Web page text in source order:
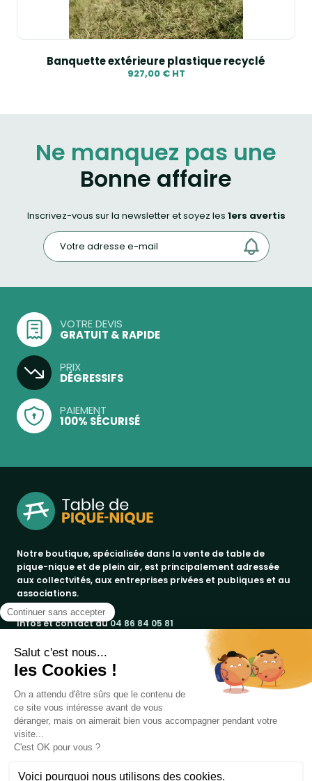
Banquette extérieure plastique recyclé
927,00 € HT
Ne manquez pas une
Bonne affaire
Inscrivez-vous sur la newsletter et soyez les 1ers avertis
VOTRE DEVIS
GRATUIT & RAPIDE
PRIX
DÉGRESSIFS
PAIEMENT
100% SÉCURISÉ
Notre boutique, spécialisée dans la vente de table de
pique-nique et de plein air, est principalement adressée
aux collectvités, aux entreprises privées et publiques et au
associations.
Infos et contact au04 86 84 05 81
Produits
bancs publics
corbeilles de ville & propreté
promos
Notre société
a propos
paiement sécurisé
Marques
jad groupe
Votre compte